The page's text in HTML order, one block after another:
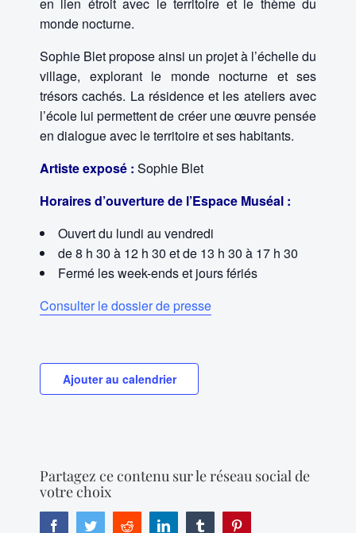
en lien étroit avec le territoire et le thème du
monde nocturne.
Sophie Blet propose ainsi un projet à l’échelle du
village, explorant le monde nocturne et ses
trésors cachés. La résidence et les ateliers avec
l’école lui permettent de créer une œuvre pensée
en dialogue avec le territoire et ses habitants.
Artiste exposé : Sophie Blet
Horaires d’ouverture de l’Espace Muséal :
Ouvert du lundi au vendredi
de 8 h 30 à 12 h 30 et de 13 h 30 à 17 h 30
Fermé les week-ends et jours fériés
Consulter le dossier de presse
Ajouter au calendrier
Partagez ce contenu sur le réseau social de
votre choix
FacebookTwitterReddit LinkedIn Tumblr